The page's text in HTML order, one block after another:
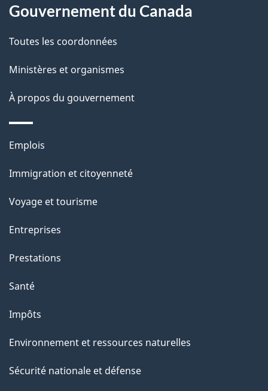
i
l
s
d
e
l
a
p
a
g
e
propos
de
ce
site
Gouvernement du Canada
Toutes les coordonnées
Ministères et organismes
À propos du gouvernement
Thèmes
sujets
Emplois
Immigration et citoyenneté
Voyage et tourisme
Entreprises
Prestations
Santé
Impôts
Environnement et ressources naturelles
Sécurité nationale et défense